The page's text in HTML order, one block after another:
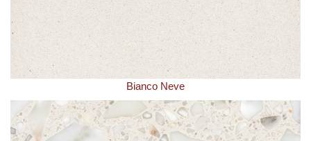
Bianco Neve